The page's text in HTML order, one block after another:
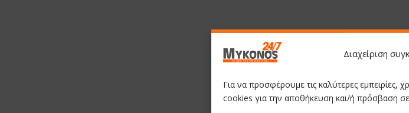
Διαχείριση
Για να προσφέρουμε τις καλύτερες εμπειρίες,
cookies για την αποθήκευση και/ή πρόσβαση